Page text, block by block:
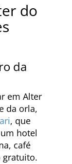
do
da
em Alter
da orla,
, que
hotel
café
gratuito.